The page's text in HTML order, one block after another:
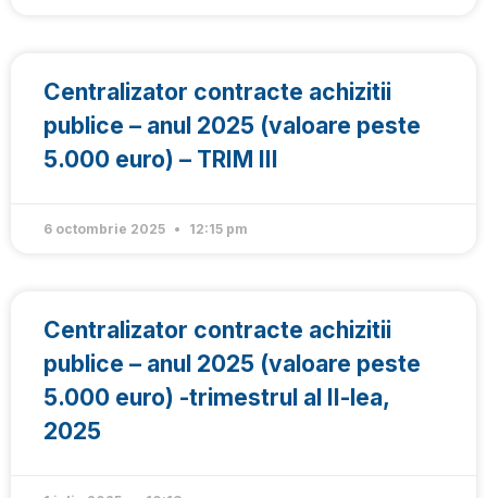
Centralizator contracte achizitii
publice – anul 2025 (valoare peste
5.000 euro) – TRIM III
6 octombrie 2025 12:15 pm
Centralizator contracte achizitii
publice – anul 2025 (valoare peste
5.000 euro) -trimestrul al II-lea,
2025